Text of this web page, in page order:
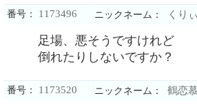
番号： 1173496 ニックネーム： くり
足場、悪そうですけれど
倒れたりしないですか？
番号： 1173520 ニックネーム： 鶴恋